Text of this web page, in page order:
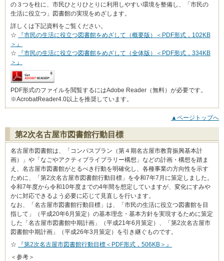
の３つを柱に、市民ひとりひとりに利用しやすい環境を整備し、「市民の
生活に役立つ」図書館の実現をめざします。
詳しくは下記資料をご覧ください。
☆
『市民の生活に役立つ図書館をめざして（概要版）＜PDF形式，102KB
＞』
☆
『市民の生活に役立つ図書館をめざして（全体版）＜PDF形式，334KB
＞』
PDF形式のファイルを閲覧するにはAdobe Reader（無料）が必要です。
※AcrobatReader4.0以上を推奨しています。
▲ページトップへ
第2次名古屋市図書館行動目標
名古屋市図書館は、「コンパスプラン（第４期名古屋市教育振興基本計
画）」や「なごやアクティブライブラリー構想」などの計画・構想を踏ま
え、名古屋市図書館がとるべき行動を明確化し、各種事業の方向性を示す
ために、「第2次名古屋市図書館行動目標」を令和7年7月に策定しました。
令和7年度から令和10年度までの4年間を想定していますが、変化にすみや
かに対応できるよう必要に応じて見直しを行います。
なお、「名古屋市図書館行動目標」は、「市民の生活に役立つ図書館を目
指して」（平成20年6月策定）の基本理念・基本方針を実現するために策定
した「名古屋市図書館中期計画」（平成21年6月策定）、「第2次名古屋市
図書館中期計画」（平成26年3月策定）を引き継ぐものです。
☆
『第2次名古屋市図書館行動目標＜PDF形式，506KB＞』
＜参考＞